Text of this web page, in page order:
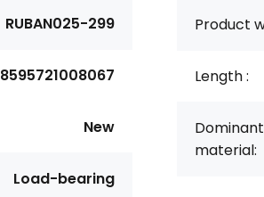
RUBAN025-299
8595721008067
New
Load-bearing
Product
Length :
Dominant
material: